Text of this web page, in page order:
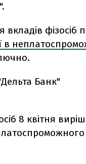
фізосіб
в
Банк"
8 квітня